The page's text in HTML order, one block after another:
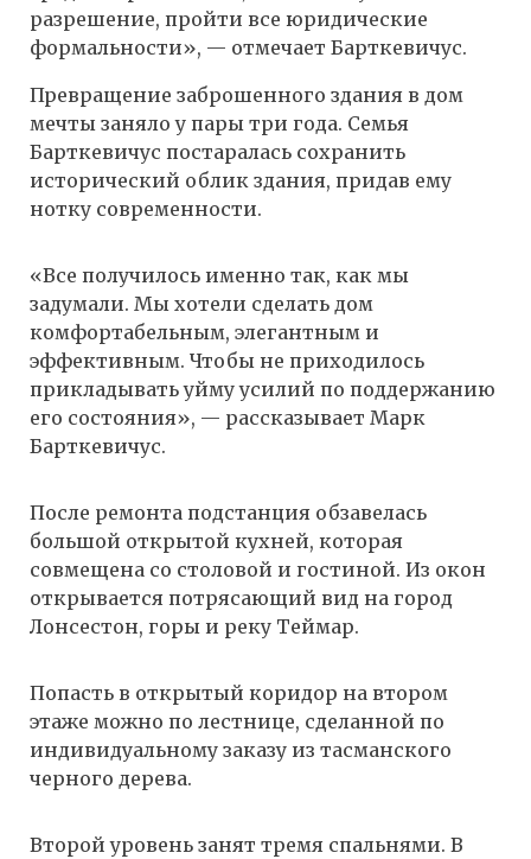
разрешение, пройти все юридические
формальности», — отмечает Барткевичус.
Превращение заброшенного здания в дом
мечты заняло у пары три года. Семья
Барткевичус постаралась сохранить
исторический облик здания, придав ему
нотку современности.
«Все получилось именно так, как мы
задумали. Мы хотели сделать дом
комфортабельным, элегантным и
эффективным. Чтобы не приходилось
прикладывать уйму усилий по поддержанию
его состояния», — рассказывает Марк
Барткевичус.
После ремонта подстанция обзавелась
большой открытой кухней, которая
совмещена со столовой и гостиной. Из окон
открывается потрясающий вид на город
Лонсестон, горы и реку Теймар.
Попасть в открытый коридор на втором
этаже можно по лестнице, сделанной по
индивидуальному заказу из тасманского
черного дерева.
Второй уровень занят тремя спальнями. В